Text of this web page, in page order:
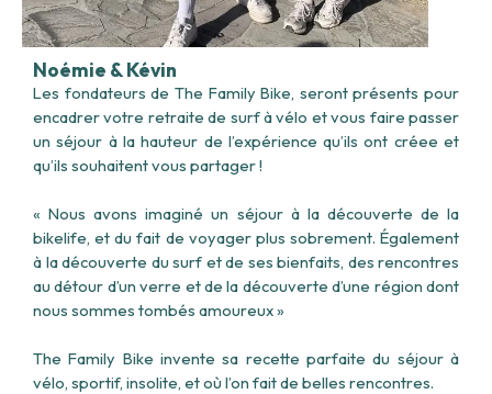
Noémie & Kévin
Les fondateurs de The Family Bike, seront présents pour
encadrer votre retraite de surf à vélo et vous faire passer
un séjour à la hauteur de l’expérience qu’ils ont créee et
qu’ils souhaitent vous partager !
« Nous avons imaginé un séjour à la découverte de la
bikelife, et du fait de voyager plus sobrement. Également
à la découverte du surf et de ses bienfaits, des rencontres
au détour d’un verre et de la découverte d’une région dont
nous sommes tombés amoureux »
The Family Bike invente sa recette parfaite du séjour à
vélo, sportif, insolite, et où l’on fait de belles rencontres.